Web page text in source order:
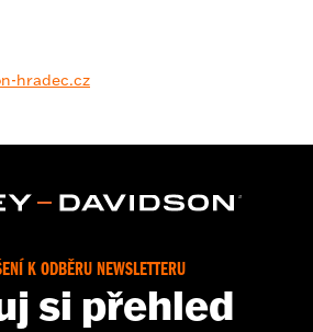
hradec.cz
K ODBĚRU NEWSLETTERU
si přehled